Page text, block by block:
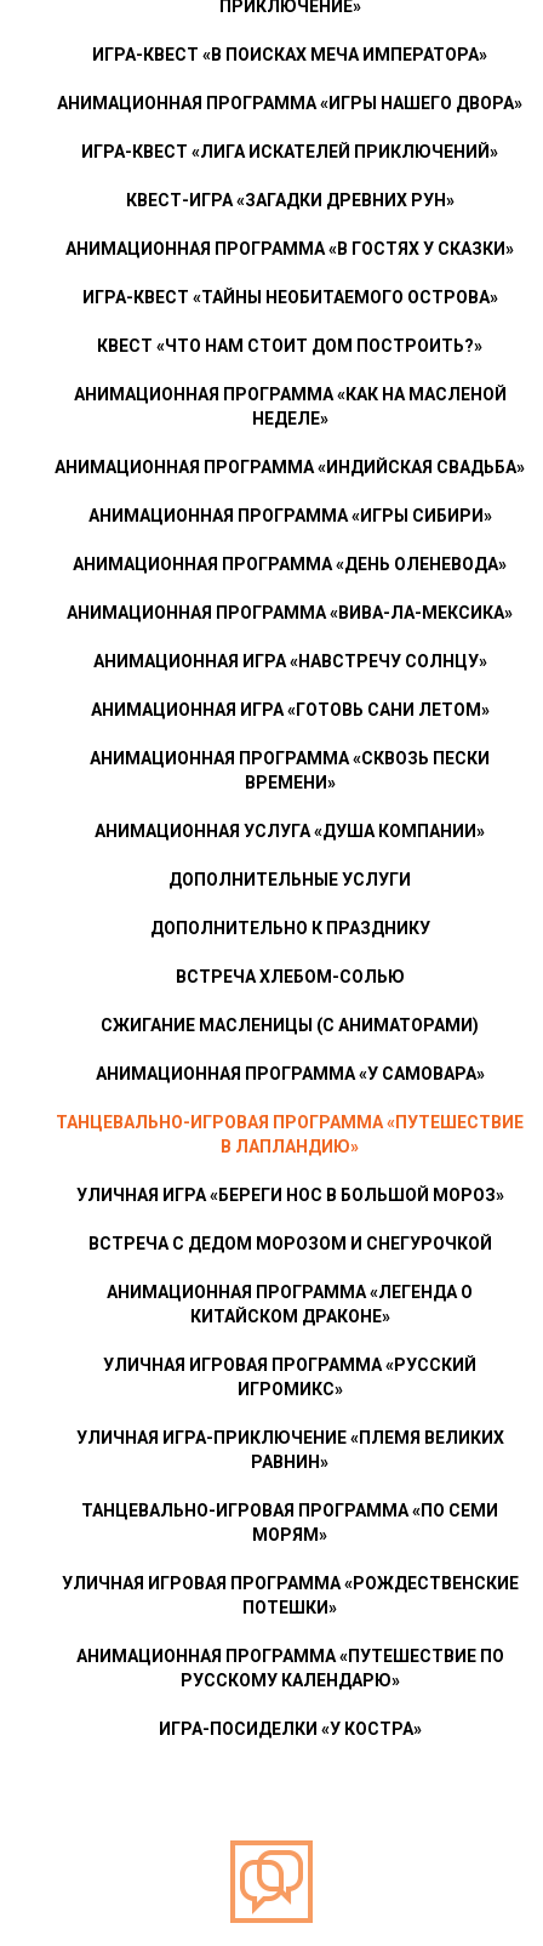
ПРИКЛЮЧЕНИЕ»
ИГРА-КВЕСТ «В ПОИСКАХ МЕЧА ИМПЕРАТОРА»
АНИМАЦИОННАЯ ПРОГРАММА «ИГРЫ НАШЕГО ДВОРА»
ИГРА-КВЕСТ «ЛИГА ИСКАТЕЛЕЙ ПРИКЛЮЧЕНИЙ»
КВЕСТ-ИГРА «ЗАГАДКИ ДРЕВНИХ РУН»
АНИМАЦИОННАЯ ПРОГРАММА «В ГОСТЯХ У СКАЗКИ»
ИГРА-КВЕСТ «ТАЙНЫ НЕОБИТАЕМОГО ОСТРОВА»
КВЕСТ «ЧТО НАМ СТОИТ ДОМ ПОСТРОИТЬ?»
АНИМАЦИОННАЯ ПРОГРАММА «КАК НА МАСЛЕНОЙ
НЕДЕЛЕ»
АНИМАЦИОННАЯ ПРОГРАММА «ИНДИЙСКАЯ СВАДЬБА»
АНИМАЦИОННАЯ ПРОГРАММА «ИГРЫ СИБИРИ»
АНИМАЦИОННАЯ ПРОГРАММА «ДЕНЬ ОЛЕНЕВОДА»
АНИМАЦИОННАЯ ПРОГРАММА «ВИВА-ЛА-МЕКСИКА»
АНИМАЦИОННАЯ ИГРА «НАВСТРЕЧУ СОЛНЦУ»
АНИМАЦИОННАЯ ИГРА «ГОТОВЬ САНИ ЛЕТОМ»
АНИМАЦИОННАЯ ПРОГРАММА «СКВОЗЬ ПЕСКИ
ВРЕМЕНИ»
АНИМАЦИОННАЯ УСЛУГА «ДУША КОМПАНИИ»
ДОПОЛНИТЕЛЬНЫЕ УСЛУГИ
ДОПОЛНИТЕЛЬНО К ПРАЗДНИКУ
ВСТРЕЧА ХЛЕБОМ-СОЛЬЮ
СЖИГАНИЕ МАСЛЕНИЦЫ (С АНИМАТОРАМИ)
АНИМАЦИОННАЯ ПРОГРАММА «У САМОВАРА»
ТАНЦЕВАЛЬНО-ИГРОВАЯ ПРОГРАММА «ПУТЕШЕСТВИЕ
В ЛАПЛАНДИЮ»
УЛИЧНАЯ ИГРА «БЕРЕГИ НОС В БОЛЬШОЙ МОРОЗ»
ВСТРЕЧА С ДЕДОМ МОРОЗОМ И СНЕГУРОЧКОЙ
АНИМАЦИОННАЯ ПРОГРАММА «ЛЕГЕНДА О
КИТАЙСКОМ ДРАКОНЕ»
УЛИЧНАЯ ИГРОВАЯ ПРОГРАММА «РУССКИЙ
ИГРОМИКС»
УЛИЧНАЯ ИГРА-ПРИКЛЮЧЕНИЕ «ПЛЕМЯ ВЕЛИКИХ
РАВНИН»
ТАНЦЕВАЛЬНО-ИГРОВАЯ ПРОГРАММА «ПО СЕМИ
МОРЯМ»
УЛИЧНАЯ ИГРОВАЯ ПРОГРАММА «РОЖДЕСТВЕНСКИЕ
ПОТЕШКИ»
АНИМАЦИОННАЯ ПРОГРАММА «ПУТЕШЕСТВИЕ ПО
РУССКОМУ КАЛЕНДАРЮ»
ИГРА-ПОСИДЕЛКИ «У КОСТРА»